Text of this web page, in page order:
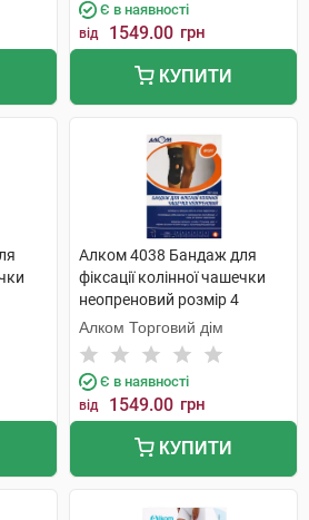
Є в наявності
від 1549.00 грн
КУПИТИ
Алком 4038 Бандаж для
фіксації колінної чашечки
неопреновий розмір 4
чорний 1 шт
Алком Торговий дім
Є в наявності
від 1549.00 грн
КУПИТИ